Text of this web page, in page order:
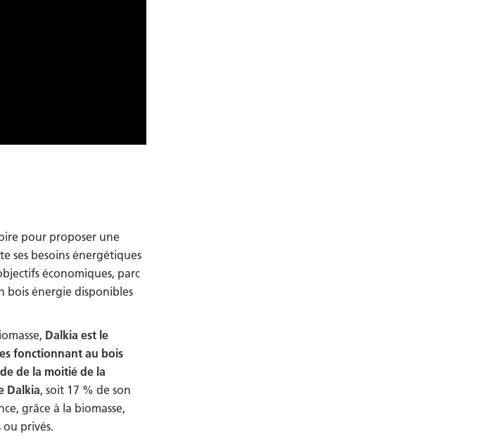
pour proposer une
ses besoins énergétiques
économiques, parc
bois énergie disponibles
Dalkia est le
fonctionnant au bois
de la moitié de la
Dalkia, soit 17 % de son
grâce à la biomasse,
privés.